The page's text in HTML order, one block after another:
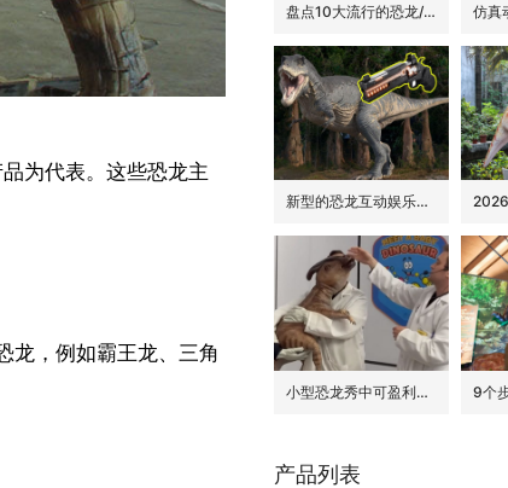
为代表。这些恐龙主
龙，例如霸王龙、三角
盘点10大流行的恐龙/侏罗纪主题花园餐吧的景观装饰
新型的恐龙互动娱乐设备/设施: 激光枪射击启动恐龙
小型恐龙秀中可盈利的7种模式
产品列表